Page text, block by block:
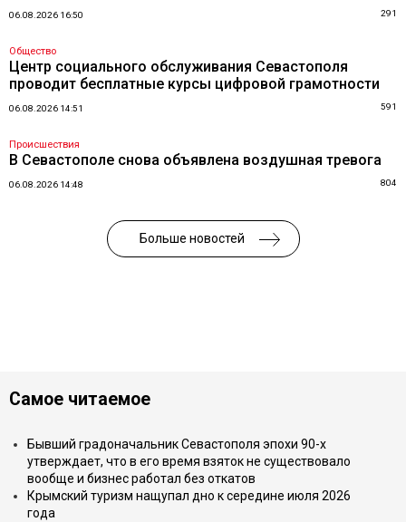
06.08.2026 16:50 291
Общество
Центр социального обслуживания Севастополя
проводит бесплатные курсы цифровой грамотности
06.08.2026 14:51 591
Происшествия
В Севастополе снова объявлена воздушная тревога
06.08.2026 14:48 804
Больше новостей
Самое читаемое
Бывший градоначальник Севастополя эпохи 90-х
утверждает, что в его время взяток не существовало
вообще и бизнес работал без откатов
Крымский туризм нащупал дно к середине июля 2026
года